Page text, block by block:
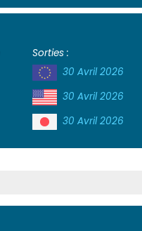
Sorties :
30 Avril 2026
30 Avril 2026
30 Avril 2026